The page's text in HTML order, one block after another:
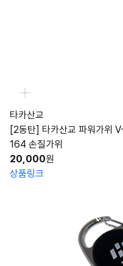
타카산교
[2동탄] 타카산교 파워가위
164 손질가위
20,000원
상품링크